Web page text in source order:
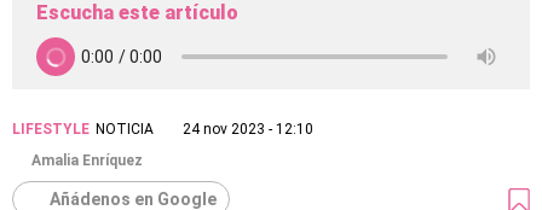
Escucha este artículo
LIFESTYLE NOTICIA
24 nov 2023 - 12:10
Amalia Enríquez
Añádenos en Google